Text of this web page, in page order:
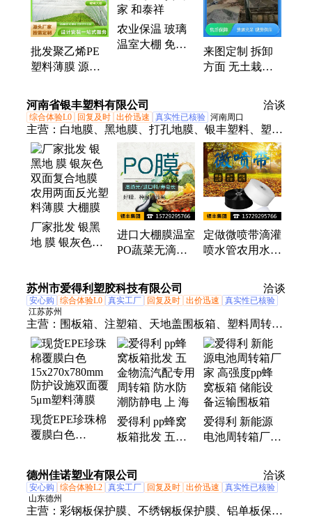
批发聚乙烯PE
塑料薄膜 源头
屋顶隔热单双面
农业保温 玻璃
温室大棚 免费
来图定制 拆卸
方面 无土栽培
河南省银丰塑料有限公司 洽谈
综合体验L0 回复及时 出价迅速 真实性已核验 河南周口
主营： 白地膜、黑地膜、打孔地膜、银丰塑料、塑料
薄膜、地膜银丰、反光地膜、地膜色母、花卉种植、
地膜除草、种植地膜、黑色地膜、黑色母粒、防水保
温、农用地膜、双色地膜、黑色西瓜、白色地膜、葡
萄膜西瓜
厂家批发 银黑
地 膜 银灰色双
薄膜 大棚膜
进口大棚膜温室
PO蔬菜无滴保
布防晒加厚长寿
养殖
定做微喷带滴灌
喷水管农用水带
灌带灌溉软管
苏州市爱得利塑胶科技有限公司 洽谈
安心购 综合体验L0 真实工厂 回复及时 出价迅速
真实性已核验
江苏苏州
主营： 围板箱、注塑箱、天地盖围板箱、塑料周转
箱、蜂窝板围板箱、周转箱、EU箱、折叠周转箱、
PP蜂窝板、汽配零部件围板箱、蜂窝板周转箱、物流
周转箱、防静电周转箱、EVA内衬、周转箱内衬、汽
配箱、折叠围板箱、欧标EU箱、吸塑托盘、吸塑脆
盘、塑胶箱、中空板、中空板周转箱、中空板内衬、
厚片吸塑
现货EPE珍珠棉
覆膜白色
5μm塑料薄膜
爱得利 pp蜂窝
板箱批发 五金
转箱 防水防潮
防静电 上 海
爱得利 新能源
电池周转箱厂家
箱 储能设备运
输围板箱
德州佳诺塑业有限公司 洽谈
安心购 综合体验L2 真实工厂 回复及时 出价迅速
真实性已核验
山东德州
主营： 彩钢板保护膜、不绣钢板保护膜、铝单板保护